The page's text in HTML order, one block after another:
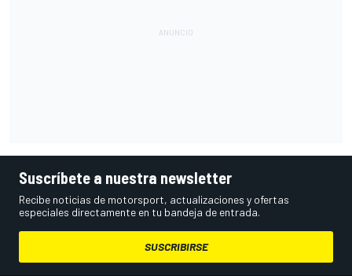
Suscríbete a nuestra newsletter
Recibe noticias de motorsport, actualizaciones y ofertas
especiales directamente en tu bandeja de entrada.
SUSCRIBIRSE